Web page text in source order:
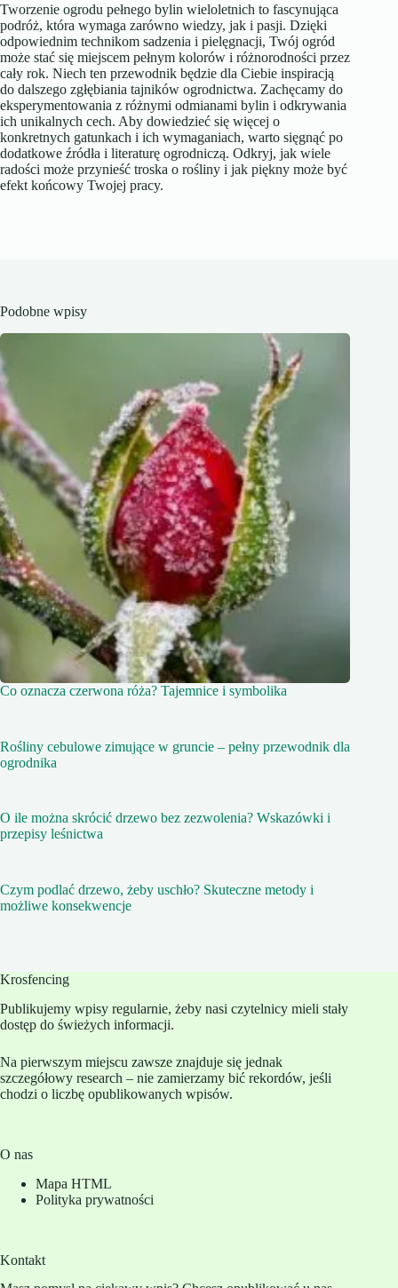
Tworzenie ogrodu pełnego bylin wieloletnich to fascynująca
podróż, która wymaga zarówno wiedzy, jak i pasji. Dzięki
odpowiednim technikom sadzenia i pielęgnacji, Twój ogród
może stać się miejscem pełnym kolorów i różnorodności przez
cały rok. Niech ten przewodnik będzie dla Ciebie inspiracją
do dalszego zgłębiania tajników ogrodnictwa. Zachęcamy do
eksperymentowania z różnymi odmianami bylin i odkrywania
ich unikalnych cech. Aby dowiedzieć się więcej o
konkretnych gatunkach i ich wymaganiach, warto sięgnąć po
dodatkowe źródła i literaturę ogrodniczą. Odkryj, jak wiele
radości może przynieść troska o rośliny i jak piękny może być
efekt końcowy Twojej pracy.
Podobne wpisy
Co oznacza czerwona róża? Tajemnice i symbolika
Rośliny cebulowe zimujące w gruncie – pełny przewodnik dla
ogrodnika
O ile można skrócić drzewo bez zezwolenia? Wskazówki i
przepisy leśnictwa
Czym podlać drzewo, żeby uschło? Skuteczne metody i
możliwe konsekwencje
Krosfencing
Publikujemy wpisy regularnie, żeby nasi czytelnicy mieli stały
dostęp do świeżych informacji.
Na pierwszym miejscu zawsze znajduje się jednak
szczegółowy research – nie zamierzamy bić rekordów, jeśli
chodzi o liczbę opublikowanych wpisów.
O nas
Mapa HTML
Polityka prywatności
Kontakt